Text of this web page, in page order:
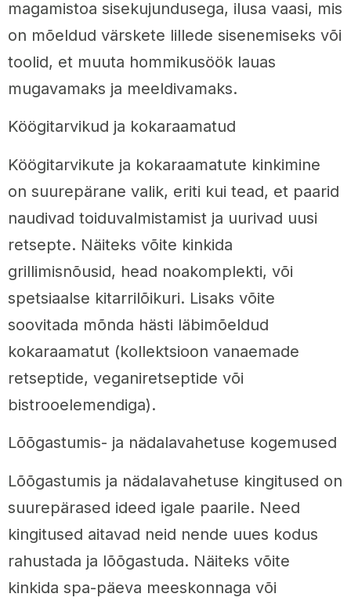
magamistoa sisekujundusega, ilusa vaasi, mis
on mõeldud värskete lillede sisenemiseks või
toolid, et muuta hommikusöök lauas
mugavamaks ja meeldivamaks.
Köögitarvikud ja kokaraamatud
Köögitarvikute ja kokaraamatute kinkimine
on suurepärane valik, eriti kui tead, et paarid
naudivad toiduvalmistamist ja uurivad uusi
retsepte. Näiteks võite kinkida
grillimisnõusid, head noakomplekti, või
spetsiaalse kitarrilõikuri. Lisaks võite
soovitada mõnda hästi läbimõeldud
kokaraamatut (kollektsioon vanaemade
retseptide, veganiretseptide või
bistrooelemendiga).
Lõõgastumis- ja nädalavahetuse kogemused
Lõõgastumis ja nädalavahetuse kingitused on
suurepärased ideed igale paarile. Need
kingitused aitavad neid nende uues kodus
rahustada ja lõõgastuda. Näiteks võite
kinkida spa-päeva meeskonnaga või